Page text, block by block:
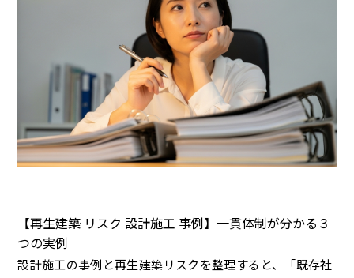
【再生建築 リスク 設計施工 事例】一貫体制が分かる３
つの実例
設計施工の事例と再生建築リスクを整理すると、「既存社